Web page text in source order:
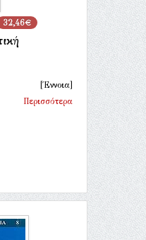
32,46€
[Έννοια]
Περισσότερα